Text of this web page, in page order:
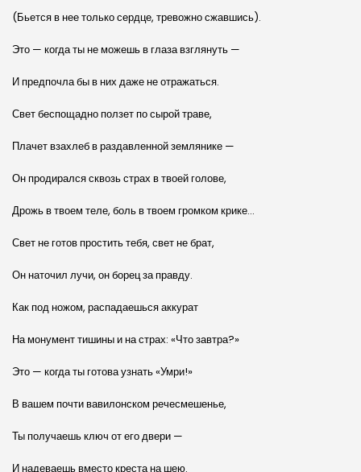
(Бьется в нее только сердце, тревожно сжавшись).
Это — когда ты не можешь в глаза взглянуть —
И предпочла бы в них даже не отражаться.
Свет беспощадно ползет по сырой траве,
Плачет взахлеб в раздавленной землянике —
Он продирался сквозь страх в твоей голове,
Дрожь в твоем теле, боль в твоем громком крике…
Свет не готов простить тебя, свет не брат,
Он наточил лучи, он борец за правду.
Как под ножом, распадаешься аккурат
На монумент тишины и на страх: «Что завтра?»
Это — когда ты готова узнать «Умри!»
В вашем почти вавилонском речесмешенье,
Ты получаешь ключ от его двери —
И надеваешь вместо креста на шею.